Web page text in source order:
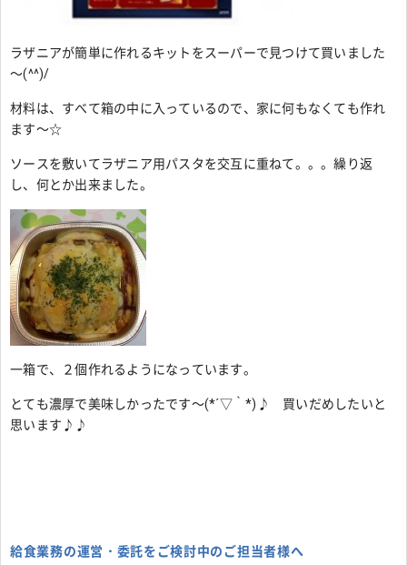
ラザニアが簡単に作れるキットをスーパーで見つけて買いました
～(^^)/
材料は、すべて箱の中に入っているので、家に何もなくても作れ
ます～☆
ソースを敷いてラザニア用パスタを交互に重ねて。。。繰り返
し、何とか出来ました。
一箱で、２個作れるようになっています。
とても濃厚で美味しかったです～(*´▽｀*)♪ 買いだめしたいと
思います♪♪
給食業務の運営・委託をご検討中のご担当者様へ